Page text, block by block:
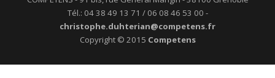
Tél.: 04 38 49 13 71 / 06 08 46 53 00 -
christophe.duhterian@competens.fr
Copyright © 2015 Competens